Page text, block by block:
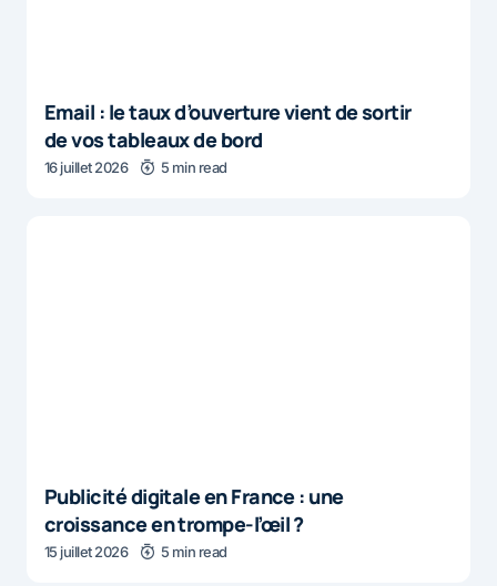
Email : le taux d’ouverture vient de sortir
de vos tableaux de bord
16 juillet 2026 5 min read
Publicité digitale en France : une
croissance en trompe-l’œil ?
15 juillet 2026 5 min read